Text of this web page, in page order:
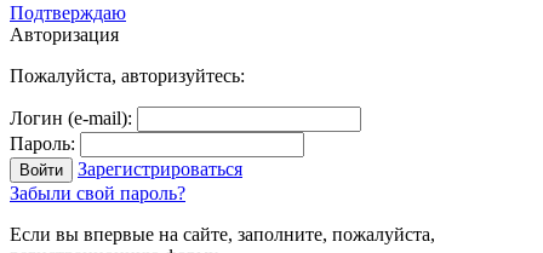
Подтверждаю
Авторизация
Пожалуйста, авторизуйтесь:
Логин (e-mail):
Пароль:
Зарегистрироваться
Забыли свой пароль?
Если вы впервые на сайте, заполните, пожалуйста,